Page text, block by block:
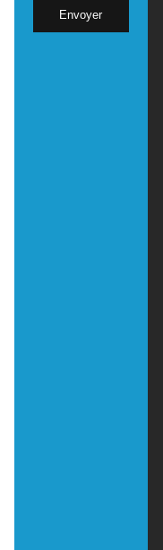
Envoyer